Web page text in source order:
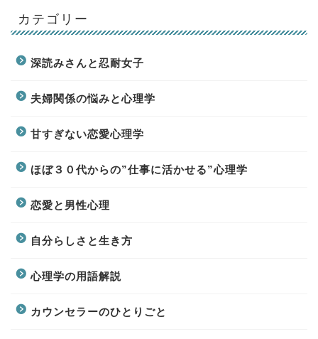
カテゴリー
深読みさんと忍耐女子
夫婦関係の悩みと心理学
甘すぎない恋愛心理学
ほぼ３０代からの”仕事に活かせる”心理学
恋愛と男性心理
自分らしさと生き方
心理学の用語解説
カウンセラーのひとりごと